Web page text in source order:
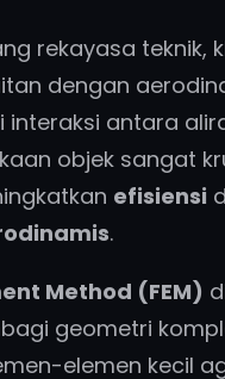
rekayasa teknik,
dengan
interaksi antara
objek sangat
efisiensi
.
Method (FEM)
geometri
elemen kecil